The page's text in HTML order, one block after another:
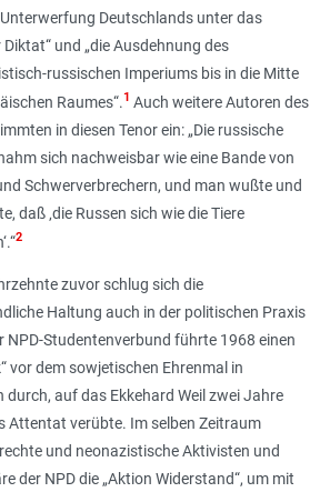
Deutschlands unter das
Diktat“ und „die Ausdehnung des
russischen Imperiums bis in die Mitte
Raumes“.1 Auch weitere Autoren des
in diesen Tenor ein: „Die russische
sich nachweisbar wie eine Bande von
Schwerverbrechern, und man wußte und
daß ‚die Russen sich wie die Tiere
.“2
zuvor schlug sich die
Haltung auch in der politischen Praxis
NPD-Studentenverbund führte 1968 einen
vor dem sowjetischen Ehrenmal in
durch, auf das Ekkehard Weil zwei Jahre
Attentat verübte. Im selben Zeitraum
und neonazistische Aktivisten und
der NPD die „Aktion Widerstand“, um mit